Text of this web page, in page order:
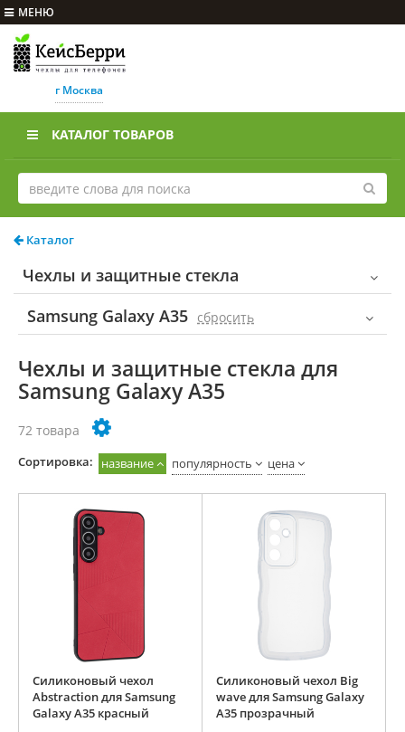
МЕНЮ
г Москва
КАТАЛОГ ТОВАРОВ
Каталог
Чехлы и защитные стекла
Samsung Galaxy A35 cбросить
Чехлы и защитные стекла для
Samsung Galaxy A35
72 товара
Cортировка: название популярность цена
Силиконовый чехол
Abstraction для Samsung
Galaxy A35 красный
Силиконовый чехол Big
wave для Samsung Galaxy
A35 прозрачный